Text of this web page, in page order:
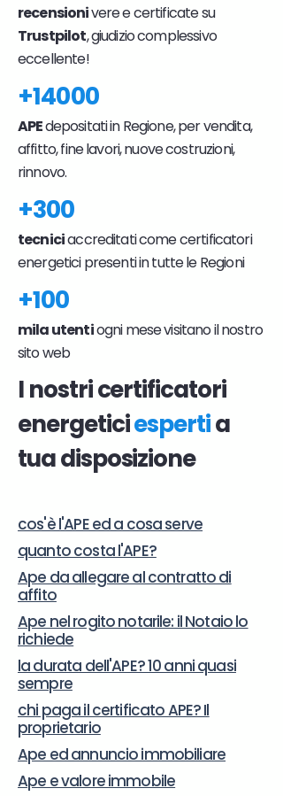
recensionivere e certificate su
Trustpilot, giudizio complessivo
eccellente!
+14000
APEdepositati in Regione, per vendita,
affitto, fine lavori, nuove costruzioni,
rinnovo.
+300
tecniciaccreditati come certificatori
energetici presenti in tutte le Regioni
+100
mila utentiogni mese visitano il nostro
sito web
I nostri certificatori
energeticiespertia
tua disposizione
cos'è l'APE ed a cosa serve
quanto costa l'APE?
Ape da allegare al contratto di
affito
Ape nel rogito notarile: il Notaio lo
richiede
la durata dell'APE? 10 anni quasi
sempre
chi paga il certificato APE? Il
proprietario
Ape ed annuncio immobiliare
Ape e valore immobile